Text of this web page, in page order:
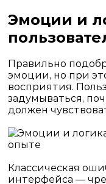
Эмоции и
Правильно
эмоции, но при
восприятия.
задумываться,
должен
Классическая
интерфейса —